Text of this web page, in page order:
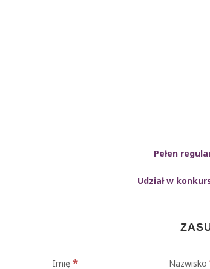
Pełen
Udział w
Imię * Nazwisko